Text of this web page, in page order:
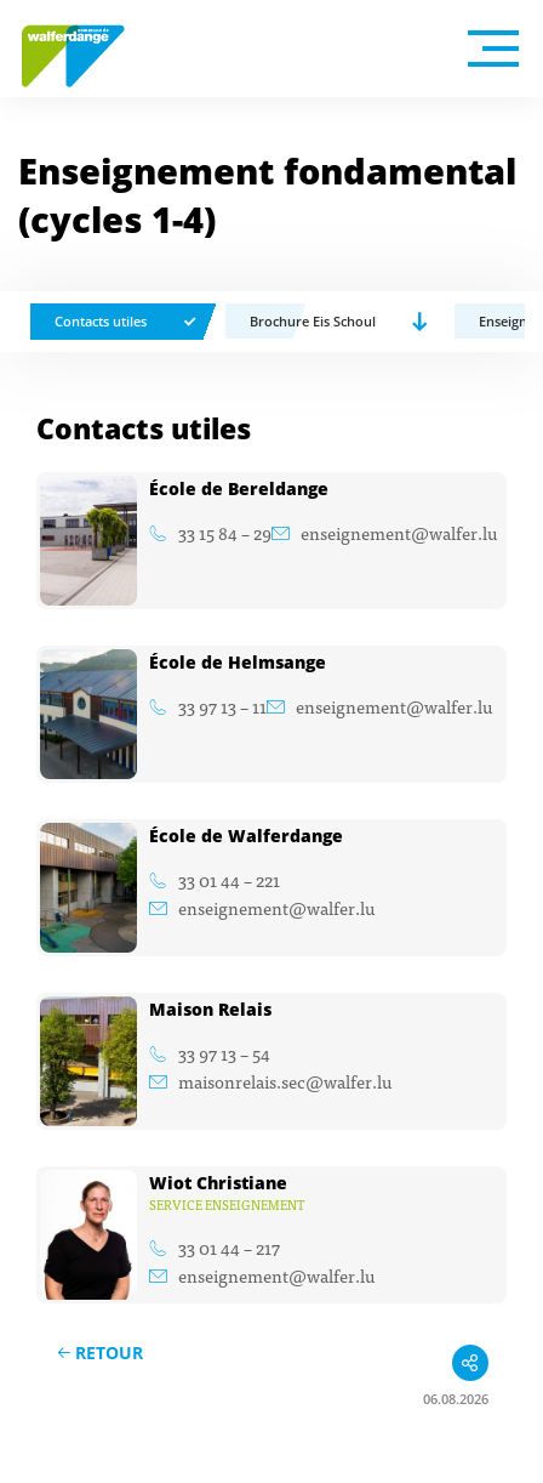
Enseignement fondamental
(cycles 1-4)
Contacts utiles Brochure Eis Schoul
Contacts utiles
École de Bereldange
33 15 84 – 29 enseignement@walfer.lu
École de Helmsange
33 97 13 – 11 enseignement@walfer.lu
École de Walferdange
33 01 44 – 221
enseignement@walfer.lu
Maison Relais
33 97 13 – 54
maisonrelais.sec@walfer.lu
Wiot Christiane
SERVICE ENSEIGNEMENT
33 01 44 – 217
enseignement@walfer.lu
RETOUR
06.08.2026